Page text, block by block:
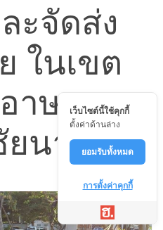
ะจัดส่ง
ในเขต
าษา
ยนาท
เว็บไซต์นี้ใช้คุกกี้
ตั้งค่าด้านล่าง
ยอมรับทั้งหมด
การตั้งค่าคุกกี้